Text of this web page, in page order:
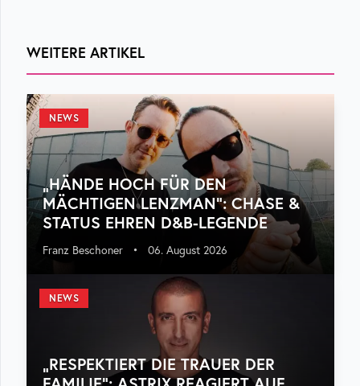
WEITERE ARTIKEL
NEWS
„HÄNDE HOCH FÜR DEN
MÄCHTIGEN LENZMAN“: CHASE &
STATUS EHREN D&B-LEGENDE
Franz Beschoner • 06. August 2026
NEWS
„RESPEKTIERT DIE TRAUER DER